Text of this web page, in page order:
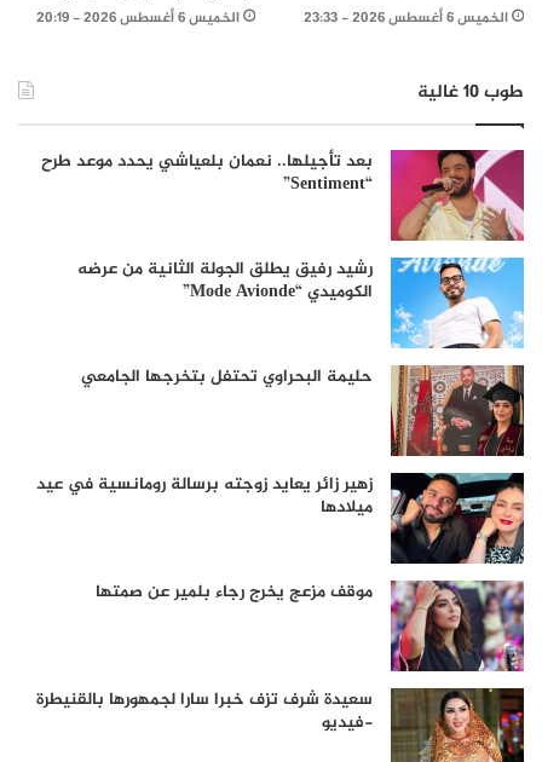
الخميس 6 أغسطس 2026 - 23:33 الخميس 6 أغسطس 2026 - 20:19
طوب 10 غالية
بعد تأجيلها.. نعمان بلعياشي يحدد موعد طرح
“Sentiment”
رشيد رفيق يطلق الجولة الثانية من عرضه
الكوميدي “Mode Avionde”
حليمة البحراوي تحتفل بتخرجها الجامعي
زهير زائر يعايد زوجته برسالة رومانسية في عيد
ميلادها
موقف مزعج يخرج رجاء بلمير عن صمتها
سعيدة شرف تزف خبرا سارا لجمهورها بالقنيطرة
-فيديو